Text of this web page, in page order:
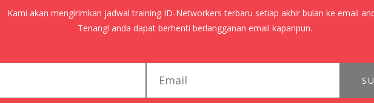
Kami akan mengirimkan jadwal training ID-Networkers terbaru setiap akhir bulan ke email
Tenang! anda dapat berhenti berlangganan email kapanpun.